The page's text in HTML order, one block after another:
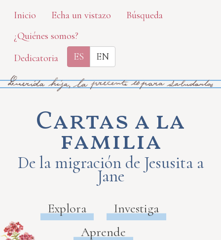
Skip
main
content
Inicio Echa un vistazo
Búsqueda
¿Quiénes somos?
Dedicatoria
ES EN
Cartas a la
familia
De la migración de Jesusita a
Jane
Explora
Investiga
Aprende